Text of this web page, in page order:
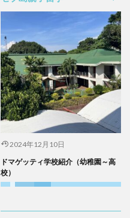
2024年12月10日
ドマゲッティ学校紹介（幼稚園～高
校）